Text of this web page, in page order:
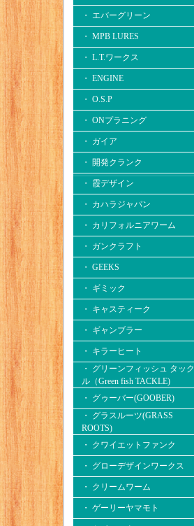
・ エバーグリーン
・ MPB LURES
・ L.T.ワークス
・ ENGINE
・ O.S.P
・ ONプラニング
・ ガイア
・ 開発クランク
・ 霞デザイン
・ カハラジャパン
・ カリフォルニアワーム
・ ガンクラフト
・ GEEKS
・ ギミック
・ キャスティーク
・ ギャンブラー
・ キラーヒート
・ グリーンフィッシュ タック
ル（Green fish TACKLE)
・ グゥーバー(GOOBER)
・ グラスルーツ(GRASS
ROOTS)
・ クワイエットファンク
・ グローデザインワークス
・ クリームワーム
・ ゲーリーヤマモト